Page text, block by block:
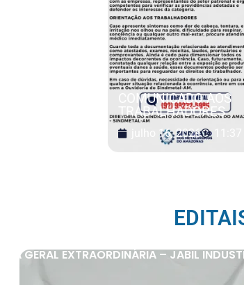
COMUNICADO AOS
TRABALHADORES
julho 16, 2026
GERAL EXTRAORDINÁRIA – JABIL